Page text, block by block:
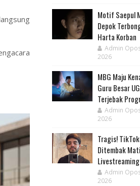
Motif Saepul
Depok
Harta Korban
Admin
2026
MBG Maju
Guru Besar
Terjebak
Admin
2026
Tragis!
Ditembak
Livestreaming
Admin
2026